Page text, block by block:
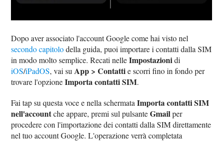
Dopo aver associato l'account Google come hai visto nel
secondo capitolodella guida, puoi importare i contatti dalla SIM
in modo molto semplice. Recati nelleImpostazionidi
iOS/iPadOS, vai suApp > Contattie scorri fino in fondo per
trovare l'opzioneImporta contatti SIM.
Fai tap su questa voce e nella schermataImporta contatti SIM
nell'accountche appare, premi sul pulsanteGmailper
procedere con l'importazione dei contatti dalla SIM direttamente
nel tuo account Google. L'operazione verrà completata